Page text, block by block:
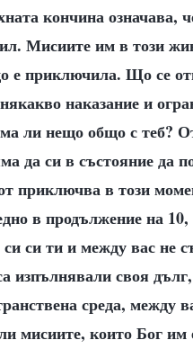
кончина означава,
Мисиите им в този
е приключила. Що се
наказание и
ли нещо общо с теб?
да си в състояние да
приключва в този
в продължение на
си ти и между вас не
изпълнявали своя
среда, между
мисиите, които Бог им